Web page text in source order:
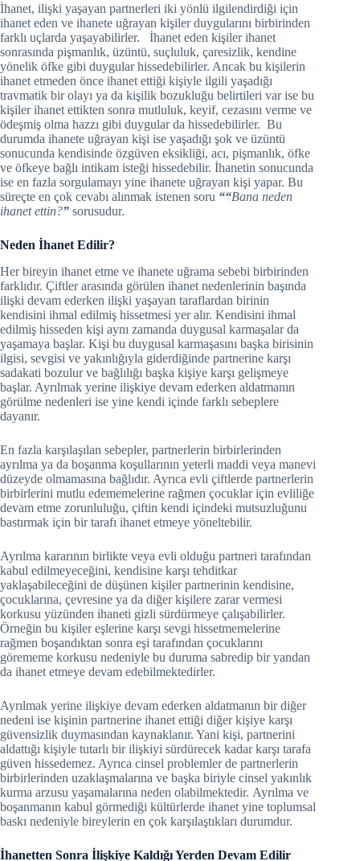
İhanet, ilişki yaşayan partnerleri iki yönlü ilgilendirdiği için
ihanet eden ve ihanete uğrayan kişiler duygularını birbirinden
farklı uçlarda yaşayabilirler. İhanet eden kişiler ihanet
sonrasında pişmanlık, üzüntü, suçluluk, çaresizlik, kendine
yönelik öfke gibi duygular hissedebilirler. Ancak bu kişilerin
ihanet etmeden önce ihanet ettiği kişiyle ilgili yaşadığı
travmatik bir olayı ya da kişilik bozukluğu belirtileri var ise bu
kişiler ihanet ettikten sonra mutluluk, keyif, cezasını verme ve
ödeşmiş olma hazzı gibi duygular da hissedebilirler. Bu
durumda ihanete uğrayan kişi ise yaşadığı şok ve üzüntü
sonucunda kendisinde özgüven eksikliği, acı, pişmanlık, öfke
ve öfkeye bağlı intikam isteği hissedebilir. İhanetin sonucunda
ise en fazla sorgulamayı yine ihanete uğrayan kişi yapar. Bu
süreçte en çok cevabı alınmak istenen soru ““Bana neden
ihanet ettin?” sorusudur.
Neden İhanet Edilir?
Her bireyin ihanet etme ve ihanete uğrama sebebi birbirinden
farklıdır. Çiftler arasında görülen ihanet nedenlerinin başında
ilişki devam ederken ilişki yaşayan taraflardan birinin
kendisini ihmal edilmiş hissetmesi yer alır. Kendisini ihmal
edilmiş hisseden kişi aynı zamanda duygusal karmaşalar da
yaşamaya başlar. Kişi bu duygusal karmaşasını başka birisinin
ilgisi, sevgisi ve yakınlığıyla giderdiğinde partnerine karşı
sadakati bozulur ve bağlılığı başka kişiye karşı gelişmeye
başlar. Ayrılmak yerine ilişkiye devam ederken aldatmanın
görülme nedenleri ise yine kendi içinde farklı sebeplere
dayanır.
En fazla karşılaşılan sebepler, partnerlerin birbirlerinden
ayrılma ya da boşanma koşullarının yeterli maddi veya manevi
düzeyde olmamasına bağlıdır. Ayrıca evli çiftlerde partnerlerin
birbirlerini mutlu edememelerine rağmen çocuklar için evliliğe
devam etme zorunluluğu, çiftin kendi içindeki mutsuzluğunu
bastırmak için bir tarafı ihanet etmeye yöneltebilir.
Ayrılma kararının birlikte veya evli olduğu partneri tarafından
kabul edilmeyeceğini, kendisine karşı tehditkar
yaklaşabileceğini de düşünen kişiler partnerinin kendisine,
çocuklarına, çevresine ya da diğer kişilere zarar vermesi
korkusu yüzünden ihaneti gizli sürdürmeye çalışabilirler.
Örneğin bu kişiler eşlerine karşı sevgi hissetmemelerine
rağmen boşandıktan sonra eşi tarafından çocuklarını
görememe korkusu nedeniyle bu duruma sabredip bir yandan
da ihanet etmeye devam edebilmektedirler.
Ayrılmak yerine ilişkiye devam ederken aldatmanın bir diğer
nedeni ise kişinin partnerine ihanet ettiği diğer kişiye karşı
güvensizlik duymasından kaynaklanır. Yani kişi, partnerini
aldattığı kişiyle tutarlı bir ilişkiyi sürdürecek kadar karşı tarafa
güven hissedemez. Ayrıca cinsel problemler de partnerlerin
birbirlerinden uzaklaşmalarına ve başka biriyle cinsel yakınlık
kurma arzusu yaşamalarına neden olabilmektedir. Ayrılma ve
boşanmanın kabul görmediği kültürlerde ihanet yine toplumsal
baskı nedeniyle bireylerin en çok karşılaştıkları durumdur.
İhanetten Sonra İlişkiye Kaldığı Yerden Devam Edilir